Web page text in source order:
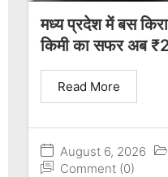
मध्य प्रदेश में बस
किमी का सफर अब
August 6, 2026
Comment (0)
Read More